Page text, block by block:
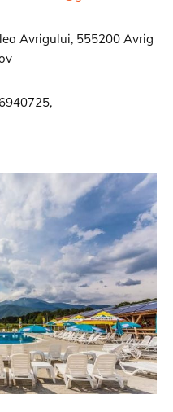
Avrigului, 555200 Avrig